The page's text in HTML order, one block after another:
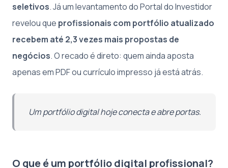
seletivos. Já um levantamento do Portal do Investidor
revelou que profissionais com portfólio atualizado
recebem até 2,3 vezes mais propostas de
negócios. O recado é direto: quem ainda aposta
apenas em PDF ou currículo impresso já está atrás.
Um portfólio digital hoje conecta e abre portas.
O que é um portfólio digital profissional?